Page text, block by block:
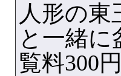
人形の
と一緒
覧料300円